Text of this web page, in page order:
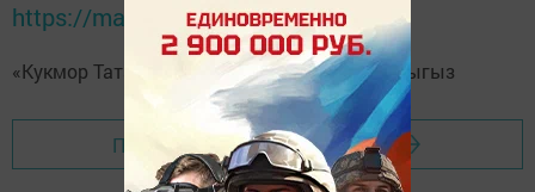
https://max.ru/tatmedia
«Кукмор Татарстан» Telegram-каналга язылыгыз
Перейти на страницу новости